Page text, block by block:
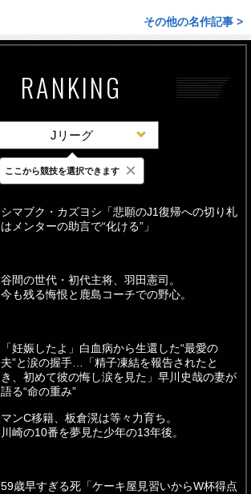
その他の名作記事 >
RANKING
Jリーグ
最新 24時間 週間
シマブク・カズヨシ「悲願のJ1復帰への切り札
はメンターの助言で“化ける”」
谷間の世代・初代主将、羽田憲司。
今も残る悔恨と鹿島コーチでの野心。
「妊娠したよ」白血病から生還した“最愛の
夫”と涙の握手…「精子凍結を報告されたと
き、初めて彼の悔し涙を見た」早川史哉の妻が
語る“命の重み”
マンC移籍、板倉滉は等々力育ち。
川崎の10番を夢見た少年の13年後。
59歳早すぎる死「ケーキ屋見習いからW杯得点
ここから競技を選択できます ×